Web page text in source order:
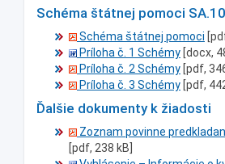
Schéma štátnej pomoci
Schéma štátnej pomoci
Príloha č. 1 Schémy [docx,
Príloha č. 2 Schémy [pdf,
Príloha č. 3 Schémy [pdf,
Ďalšie dokumenty k žiadosti
Zoznam povinne
[pdf, 238 kB]